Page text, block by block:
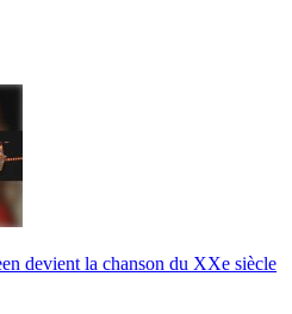
devient la chanson du XXe siècle